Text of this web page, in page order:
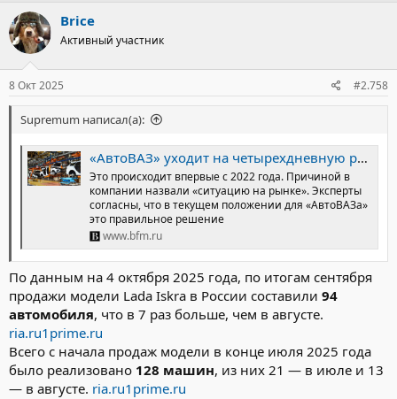
Brice
Активный участник
8 Окт 2025 #2.758
Supremum написал(а):
«АвтоВАЗ» уходит на четырехдневную рабочую неделю
Это происходит впервые с 2022 года. Причиной в
компании назвали «ситуацию на рынке». Эксперты
согласны, что в текущем положении для «АвтоВАЗа»
это правильное решение
www.bfm.ru
По данным на 4 октября 2025 года, по итогам сентября
продажи модели Lada Iskra в России составили 94
автомобиля, что в 7 раз больше, чем в августе.
ria.ru1prime.ru
Всего с начала продаж модели в конце июля 2025 года
было реализовано 128 машин, из них 21 — в июле и 13
— в августе. ria.ru1prime.ru